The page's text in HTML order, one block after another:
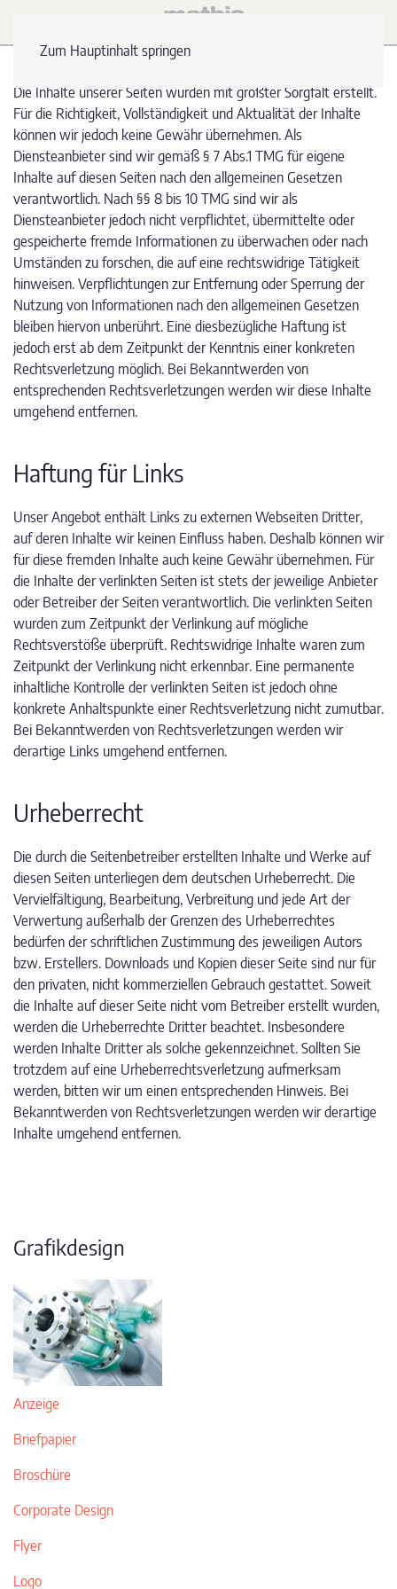
Zum Hauptinhalt springen
Die Inhalte unserer Seiten wurden mit größter Sorgfalt erstellt.
Für die Richtigkeit, Vollständigkeit und Aktualität der Inhalte
können wir jedoch keine Gewähr übernehmen. Als
Diensteanbieter sind wir gemäß § 7 Abs.1 TMG für eigene
Inhalte auf diesen Seiten nach den allgemeinen Gesetzen
verantwortlich. Nach §§ 8 bis 10 TMG sind wir als
Diensteanbieter jedoch nicht verpflichtet, übermittelte oder
gespeicherte fremde Informationen zu überwachen oder nach
Umständen zu forschen, die auf eine rechtswidrige Tätigkeit
hinweisen. Verpflichtungen zur Entfernung oder Sperrung der
Nutzung von Informationen nach den allgemeinen Gesetzen
bleiben hiervon unberührt. Eine diesbezügliche Haftung ist
jedoch erst ab dem Zeitpunkt der Kenntnis einer konkreten
Rechtsverletzung möglich. Bei Bekanntwerden von
entsprechenden Rechtsverletzungen werden wir diese Inhalte
umgehend entfernen.
Haftung für Links
Unser Angebot enthält Links zu externen Webseiten Dritter,
auf deren Inhalte wir keinen Einfluss haben. Deshalb können wir
für diese fremden Inhalte auch keine Gewähr übernehmen. Für
die Inhalte der verlinkten Seiten ist stets der jeweilige Anbieter
oder Betreiber der Seiten verantwortlich. Die verlinkten Seiten
wurden zum Zeitpunkt der Verlinkung auf mögliche
Rechtsverstöße überprüft. Rechtswidrige Inhalte waren zum
Zeitpunkt der Verlinkung nicht erkennbar. Eine permanente
inhaltliche Kontrolle der verlinkten Seiten ist jedoch ohne
konkrete Anhaltspunkte einer Rechtsverletzung nicht zumutbar.
Bei Bekanntwerden von Rechtsverletzungen werden wir
derartige Links umgehend entfernen.
Urheberrecht
Die durch die Seitenbetreiber erstellten Inhalte und Werke auf
diesen Seiten unterliegen dem deutschen Urheberrecht. Die
Vervielfältigung, Bearbeitung, Verbreitung und jede Art der
Verwertung außerhalb der Grenzen des Urheberrechtes
bedürfen der schriftlichen Zustimmung des jeweiligen Autors
bzw. Erstellers. Downloads und Kopien dieser Seite sind nur für
den privaten, nicht kommerziellen Gebrauch gestattet. Soweit
die Inhalte auf dieser Seite nicht vom Betreiber erstellt wurden,
werden die Urheberrechte Dritter beachtet. Insbesondere
werden Inhalte Dritter als solche gekennzeichnet. Sollten Sie
trotzdem auf eine Urheberrechtsverletzung aufmerksam
werden, bitten wir um einen entsprechenden Hinweis. Bei
Bekanntwerden von Rechtsverletzungen werden wir derartige
Inhalte umgehend entfernen.
Grafikdesign
Anzeige
Briefpapier
Broschüre
Corporate Design
Flyer
Logo